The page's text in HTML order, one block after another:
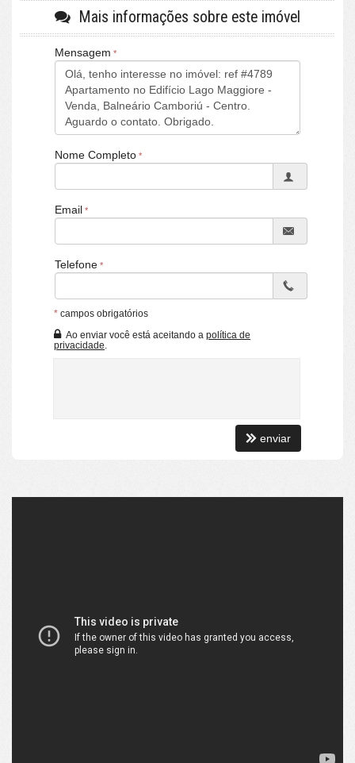
Sala de Jantar
Sacada Integrada
Lavabo
Piso Porcelanato
Características do Empreendimento
Salão de Festas
Portaria 24h
Mais informações sobre este imóvel
Mensagem
Nome Completo
Email
Telefone
* campos obrigatórios
Ao enviar você está aceitando a política de
privacidade
enviar